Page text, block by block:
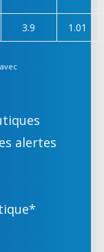
3.9 1.01
alertes